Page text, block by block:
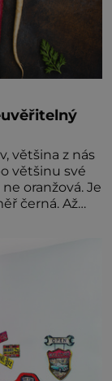
většina z nás
většinu své
oranžová. Je
černá. Až